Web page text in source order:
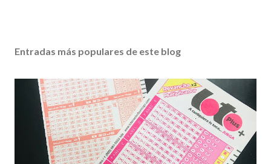
Entradas más populares de este blog